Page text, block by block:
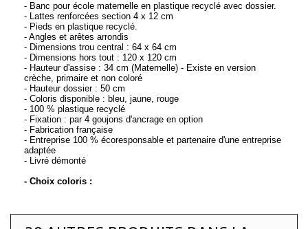
- Banc pour école maternelle en plastique recyclé avec dossier.
- Lattes renforcées section 4 x 12 cm
- Pieds en plastique recyclé.
- Angles et arêtes arrondis
- Dimensions trou central : 64 x 64 cm
- Dimensions hors tout : 120 x 120 cm
- Hauteur d'assise : 34 cm (Maternelle) - Existe en version
crèche, primaire et non coloré
- Hauteur dossier : 50 cm
- Coloris disponible : bleu, jaune, rouge
- 100 % plastique recyclé
- Fixation : par 4 goujons d'ancrage en option
- Fabrication française
- Entreprise 100 % écoresponsable et partenaire d'une entreprise
adaptée
- Livré démonté
- Choix coloris :